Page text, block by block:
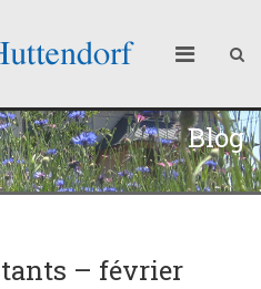
Blog
– février